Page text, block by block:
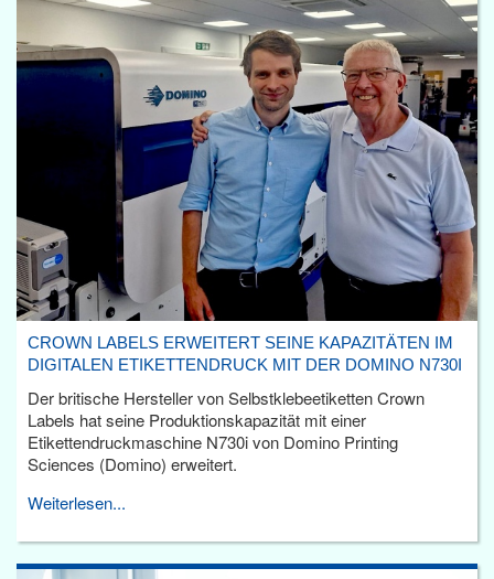
CROWN LABELS ERWEITERT SEINE KAPAZITÄTEN IM
DIGITALEN ETIKETTENDRUCK MIT DER DOMINO N730I
Der britische Hersteller von Selbstklebeetiketten Crown
Labels hat seine Produktionskapazität mit einer
Etikettendruckmaschine N730i von Domino Printing
Sciences (Domino) erweitert.
Weiterlesen...